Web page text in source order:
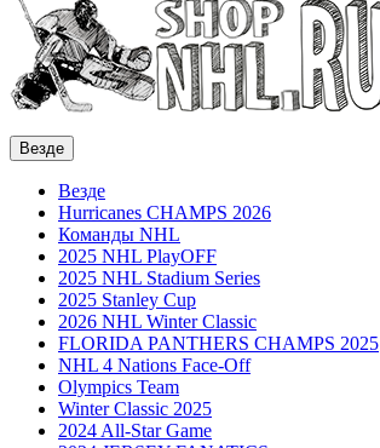
Везде
Везде
Hurricanes CHAMPS 2026
Команды NHL
2025 NHL PlayOFF
2025 NHL Stadium Series
2025 Stanley Cup
2026 NHL Winter Classic
FLORIDA PANTHERS CHAMPS 2025
NHL 4 Nations Face-Off
Olympics Team
Winter Classic 2025
2024 All-Star Game